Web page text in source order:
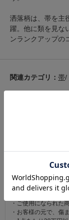
洒落柄は、帯を主
躍。他に類を見な
ンランクアップの
関連カテゴリ： 帯/
こ
お仕立て後、お客様
返品にかかる送料は
ただし次に該当する
・商品到着後31日以
・ご使用になられた
・お客様の元で、傷